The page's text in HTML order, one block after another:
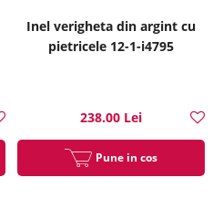
Inel verigheta din argint cu
pietricele 12-1-i4795
238.00 Lei
Pune in cos